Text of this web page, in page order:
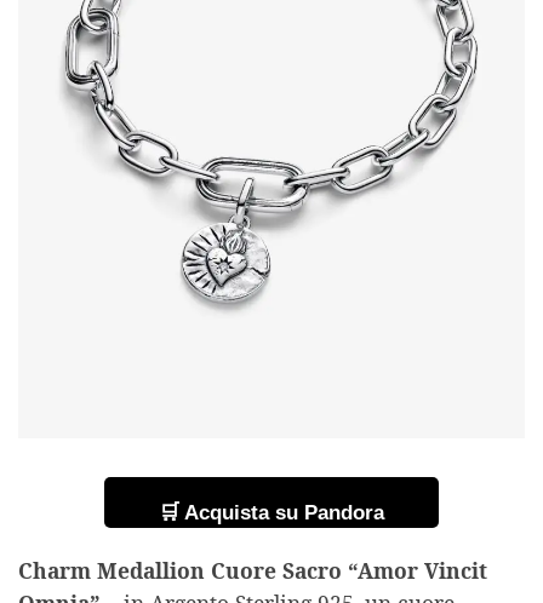
🛒 Acquista su Pandora
Charm Medallion Cuore Sacro “Amor Vincit